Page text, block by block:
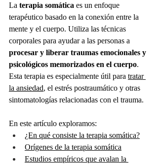
La terapia somática es un enfoque
terapéutico basado en la conexión entre la
mente y el cuerpo. Utiliza las técnicas
corporales para ayudar a las personas a
procesar y liberar traumas emocionales y
psicológicos memorizados en el cuerpo.
Esta terapia es especialmente útil para tratar
la ansiedad, el estrés postraumático y otras
sintomatologías relacionadas con el trauma.
En este artículo exploramos:
¿En qué consiste la terapia somática?
Orígenes de la terapia somática
Estudios empíricos que avalan la